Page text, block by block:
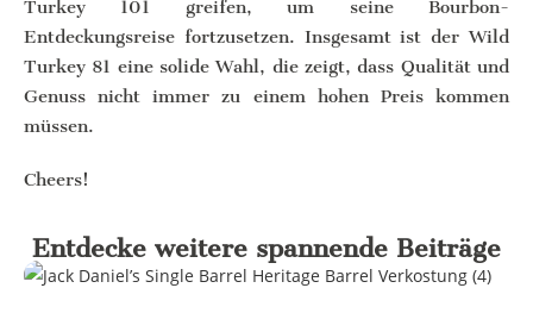
Turkey 101 greifen, um seine Bourbon-
Entdeckungsreise fortzusetzen. Insgesamt ist der Wild
Turkey 81 eine solide Wahl, die zeigt, dass Qualität und
Genuss nicht immer zu einem hohen Preis kommen
müssen.
Cheers!
Entdecke weitere spannende Beiträge